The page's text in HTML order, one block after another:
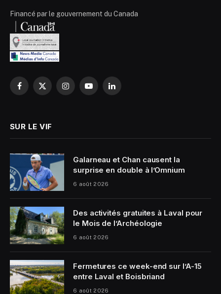
Financé par le gouvernement du Canada
Facebook
X
InstagramYouTubeLinkedIn
SUR LE VIF
Galarneau et Chan causent la
surprise en double à l’Omnium
6 août 2026
Des activités gratuites à Laval pour
le Mois de l’Archéologie
6 août 2026
Fermetures ce week-end sur l’A-15
entre Laval et Boisbriand
6 août 2026